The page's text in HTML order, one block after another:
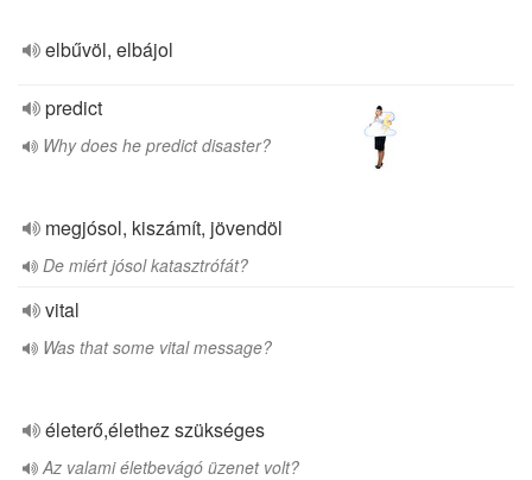
elbűvöl, elbájol
predict
Why does he predict disaster?
megjósol, kiszámít, jövendöl
De miért jósol katasztrófát?
vital
Was that some vital message?
életerő,élethez szükséges
Az valami életbevágó üzenet volt?